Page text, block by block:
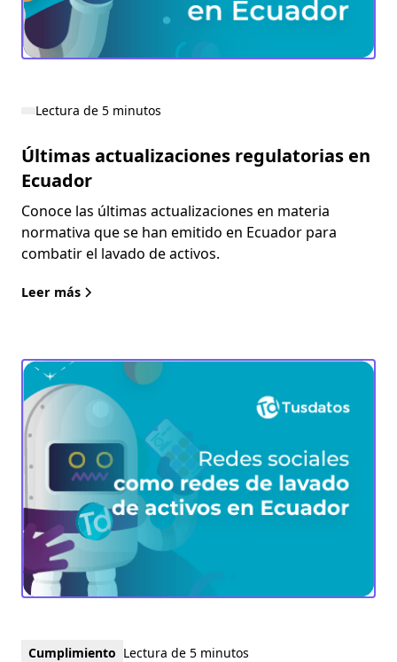
Lectura de 5 minutos
Últimas actualizaciones regulatorias en
Ecuador
Conoce las últimas actualizaciones en materia
normativa que se han emitido en Ecuador para
combatir el lavado de activos.
Leer más
Cumplimiento Lectura de 5 minutos